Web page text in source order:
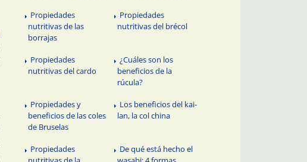
Propiedades
nutritivas de las
borrajas
Propiedades
nutritivas del brécol
Propiedades
nutritivas del cardo
¿Cuáles son los
beneficios de la
rúcula?
Propiedades y
beneficios de las coles
de Bruselas
Los beneficios del kai-
lan, la col china
Propiedades
De qué está hecho el